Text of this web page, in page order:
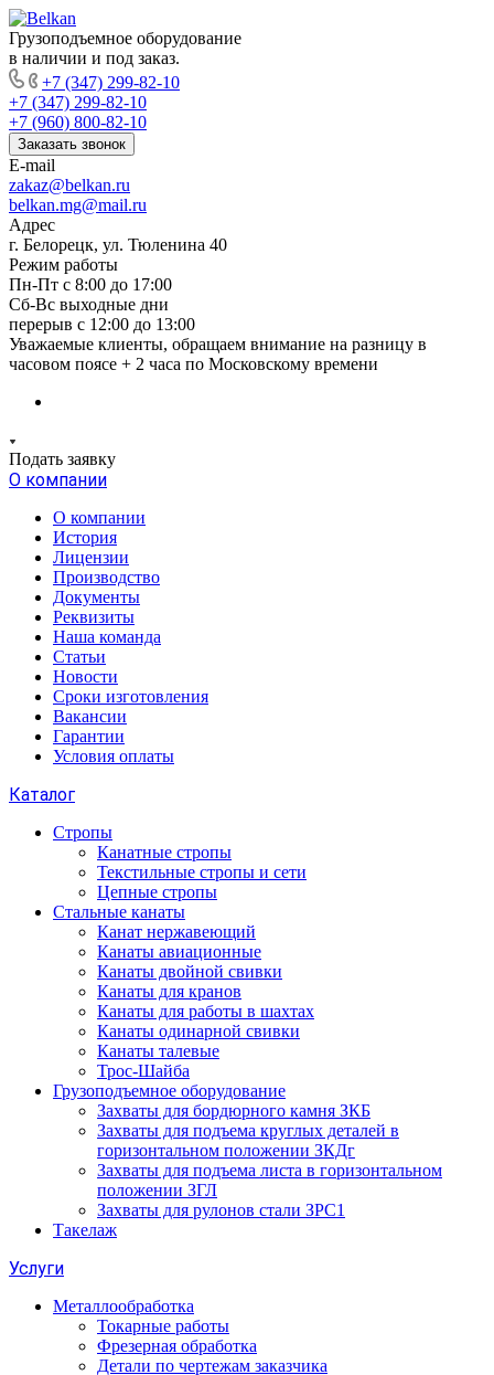
Грузоподъемное оборудование
в наличии и под заказ.
+7 (347) 299-82-10
+7 (347) 299-82-10
+7 (960) 800-82-10
Заказать звонок
E-mail
zakaz@belkan.ru
belkan.mg@mail.ru
Адрес
г. Белорецк, ул. Тюленина 40
Режим работы
Пн-Пт с 8:00 до 17:00
Сб-Вс выходные дни
перерыв с 12:00 до 13:00
Уважаемые клиенты, обращаем внимание на разницу в
часовом поясе + 2 часа по Московскому времени
Подать заявку
О компании
О компании
История
Лицензии
Производство
Документы
Реквизиты
Наша команда
Статьи
Новости
Сроки изготовления
Вакансии
Гарантии
Условия оплаты
Каталог
Стропы
Канатные стропы
Текстильные стропы и сети
Цепные стропы
Стальные канаты
Канат нержавеющий
Канаты авиационные
Канаты двойной свивки
Канаты для кранов
Канаты для работы в шахтах
Канаты одинарной свивки
Канаты талевые
Трос-Шайба
Грузоподъемное оборудование
Захваты для бордюрного камня ЗКБ
Захваты для подъема круглых деталей в
горизонтальном положении ЗКДг
Захваты для подъема листа в горизонтальном
положении ЗГЛ
Захваты для рулонов стали ЗРС1
Такелаж
Услуги
Металлообработка
Токарные работы
Фрезерная обработка
Детали по чертежам заказчика